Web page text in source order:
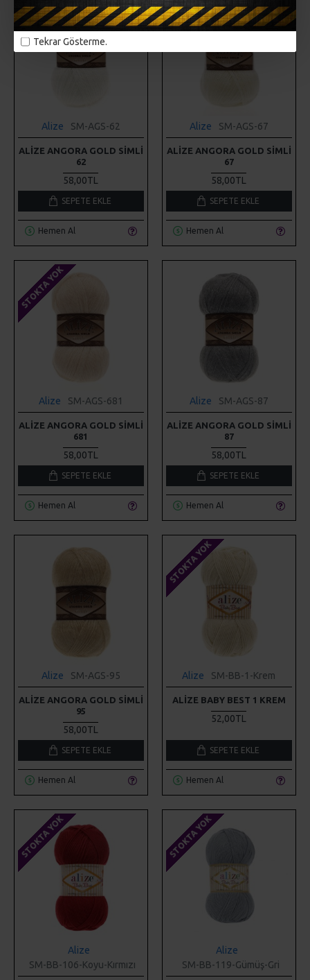
Tekrar Gösterme.
Alize SM-AGS-62
ALIZE ANGORA GOLD SIMLI
62
58,00TL
SEPETE EKLE
Hemen Al
STOKTA YOK
Alize SM-AGS-67
ALIZE ANGORA GOLD SIMLI
67
58,00TL
SEPETE EKLE
Hemen Al
STOKTA YOK
Alize SM-AGS-681
ALIZE ANGORA GOLD SIMLI
681
58,00TL
SEPETE EKLE
Hemen Al
Alize SM-AGS-87
ALIZE ANGORA GOLD SIMLI
87
58,00TL
SEPETE EKLE
Hemen Al
Alize SM-AGS-95
ALIZE ANGORA GOLD SIMLI
95
58,00TL
SEPETE EKLE
Hemen Al
STOKTA YOK
Alize SM-BB-1-Krem
ALIZE BABY BEST 1 KREM
52,00TL
SEPETE EKLE
Hemen Al
STOKTA YOK
Alize
SM-BB-106-Koyu-Kırmızı
STOKTA YOK
Alize
SM-BB-119-Gümüş-Gri